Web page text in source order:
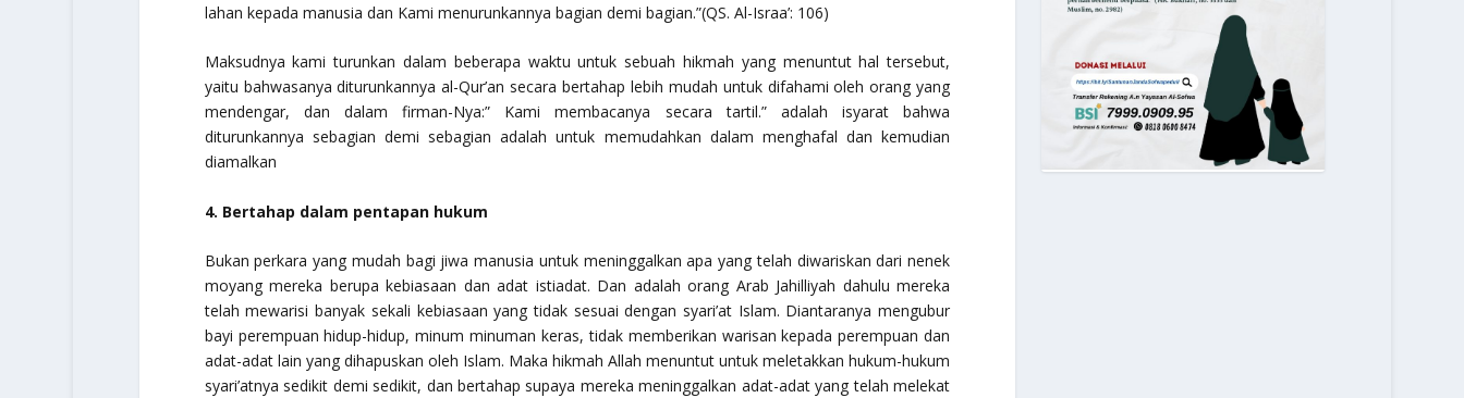
lahan kepada manusia dan Kami menurunkannya bagian demi bagian.”(QS. Al-Israa’: 106)
Maksudnya kami turunkan dalam beberapa waktu untuk sebuah hikmah yang menuntut hal tersebut,
yaitu bahwasanya diturunkannya al-Qur’an secara bertahap lebih mudah untuk difahami oleh orang yang
mendengar, dan dalam firman-Nya:” Kami membacanya secara tartil.”adalah isyarat bahwa
diturunkannya sebagian demi sebagian adalah untuk memudahkan dalam menghafal dan kemudian
diamalkan
4. Bertahap dalam pentapan hukum
Bukan perkara yang mudah bagi jiwa manusia untuk meninggalkan apa yang telah diwariskan dari nenek
moyang mereka berupa kebiasaan dan adat istiadat. Dan adalah orang Arab Jahilliyah dahulu mereka
telah mewarisi banyak sekali kebiasaan yang tidak sesuai dengan syari’at Islam. Diantaranya mengubur
bayi perempuan hidup-hidup, minum minuman keras, tidak memberikan warisan kepada perempuan dan
adat-adat lain yang dihapuskan oleh Islam. Maka hikmah Allah menuntut untuk meletakkan hukum-hukum
syari’atnya sedikit demi sedikit, dan bertahap supaya mereka meninggalkan adat-adat yang telah melekat